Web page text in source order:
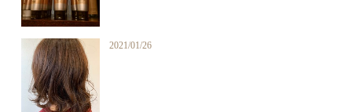
2021/01/26